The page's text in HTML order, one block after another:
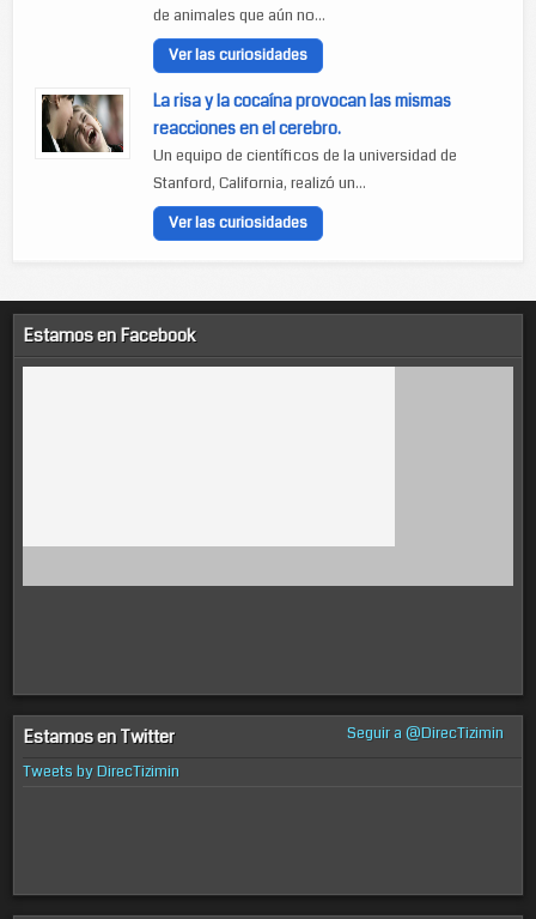
de animales que aún no...
Ver las curiosidades
La risa y la cocaína provocan las mismas
reacciones en el cerebro.
Un equipo de científicos de la universidad de
Stanford, California, realizó un...
Ver las curiosidades
Estamos en Facebook
Estamos en Twitter
Seguir a @DirecTizimin
Tweets by DirecTizimin